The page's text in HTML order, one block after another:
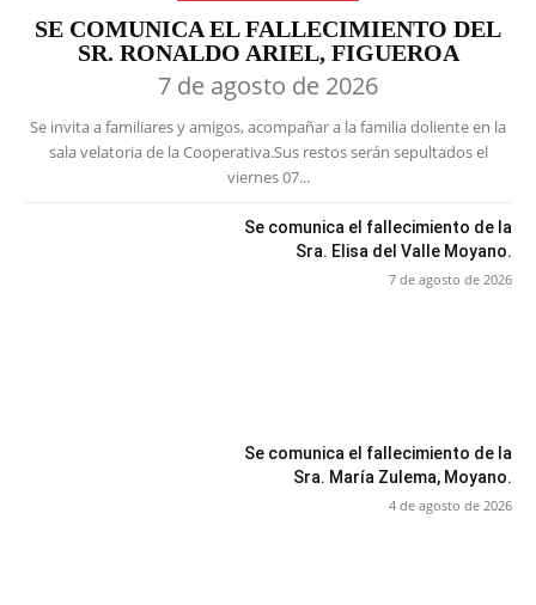
SE COMUNICA EL FALLECIMIENTO DEL
SR. RONALDO ARIEL, FIGUEROA
7 de agosto de 2026
Se invita a familiares y amigos, acompañar a la familia doliente en la
sala velatoria de la Cooperativa.Sus restos serán sepultados el
viernes 07...
Se comunica el fallecimiento de la
Sra. Elisa del Valle Moyano.
7 de agosto de 2026
Se comunica el fallecimiento de la
Sra. María Zulema, Moyano.
4 de agosto de 2026